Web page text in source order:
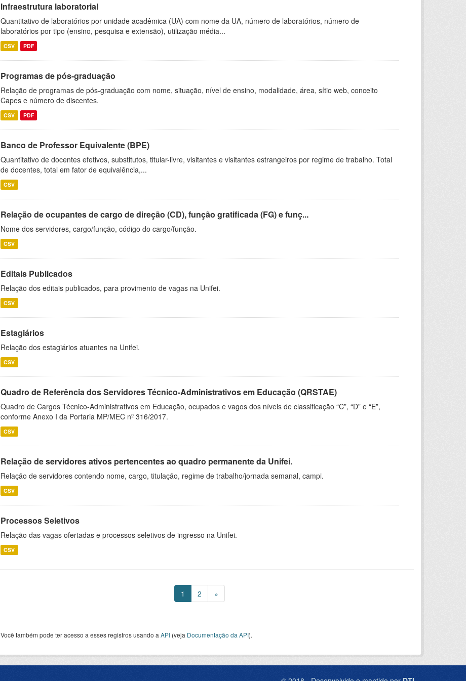
Infraestrutura laboratorial
Quantitativo de laboratórios por unidade acadêmica (UA) com nome da UA, número de laboratórios, número de
laboratórios por tipo (ensino, pesquisa e extensão), utilização média...
CSV PDF
Programas de pós-graduação
Relação de programas de pós-graduação com nome, situação, nível de ensino, modalidade, área, sítio web, conceito
Capes e número de discentes.
CSV PDF
Banco de Professor Equivalente (BPE)
Quantitativo de docentes efetivos, substitutos, titular-livre, visitantes e visitantes estrangeiros por regime de trabalho. Total
de docentes, total em fator de equivalência,...
CSV
Relação de ocupantes de cargo de direção (CD), função gratificada (FG) e funç...
Nome dos servidores, cargo/função, código do cargo/função.
CSV
Editais Publicados
Relação dos editais publicados, para provimento de vagas na Unifei.
CSV
Estagiários
Relação dos estagiários atuantes na Unifei.
CSV
Quadro de Referência dos Servidores Técnico-Administrativos em Educação (QRSTAE)
Quadro de Cargos Técnico-Administrativos em Educação, ocupados e vagos dos níveis de classificação “C”, “D” e “E”,
conforme Anexo I da Portaria MP/MEC nº 316/2017.
CSV
Relação de servidores ativos pertencentes ao quadro permanente da Unifei.
Relação de servidores contendo nome, cargo, titulação, regime de trabalho/jornada semanal, campi.
CSV
Processos Seletivos
Relação das vagas ofertadas e processos seletivos de ingresso na Unifei.
CSV
1 2 »
Você também pode ter acesso a esses registros usando a API (veja Documentação da API).